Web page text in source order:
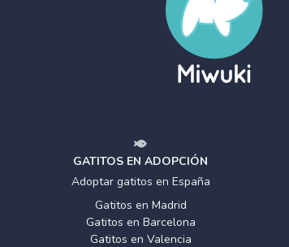
GATITOS EN ADOPCIÓN
Adoptar gatitos en España
Gatitos en Madrid
Gatitos en Barcelona
Gatitos en Valencia